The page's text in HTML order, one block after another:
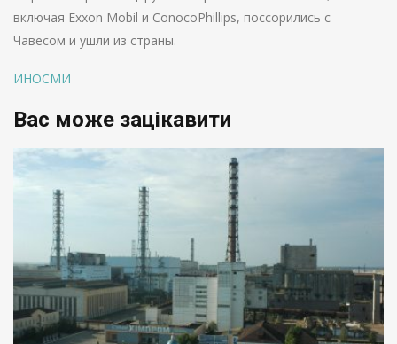
включая Exxon Mobil и ConocoPhillips, поссорились с
Чавесом и ушли из страны.
ИНОСМИ
Вас може зацікавити